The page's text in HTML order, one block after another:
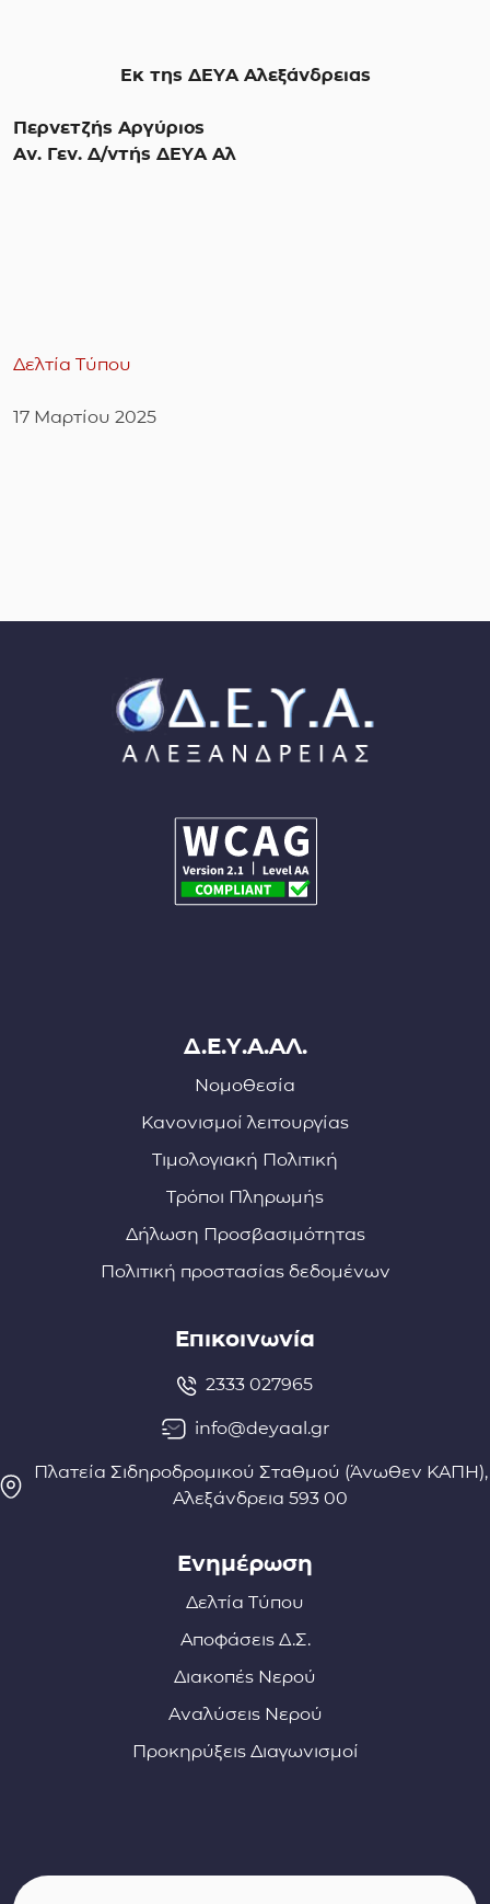
Εκ της ΔΕΥΑ Αλεξάνδρειας
Περνετζής Αργύριος
Αν. Γεν. Δ/ντής ΔΕΥΑ Αλ
Δελτία Τύπου
17 Μαρτίου 2025
Δ.Ε.Υ.Α.ΑΛ.
Νομοθεσία
Κανονισμοί λειτουργίας
Τιμολογιακή Πολιτική
Τρόποι Πληρωμής
Δήλωση Προσβασιμότητας
Πολιτική προστασίας δεδομένων
Επικοινωνία
2333 027965
info@deyaal.gr
Πλατεία Σιδηροδρομικού Σταθμού (Άνωθεν ΚΑΠΗ),
Αλεξάνδρεια 593 00
Ενημέρωση
Δελτία Τύπου
Αποφάσεις Δ.Σ.
Διακοπές Νερού
Αναλύσεις Νερού
Προκηρύξεις Διαγωνισμοί
Σύνδεσμοι φορέων και συνεργατών